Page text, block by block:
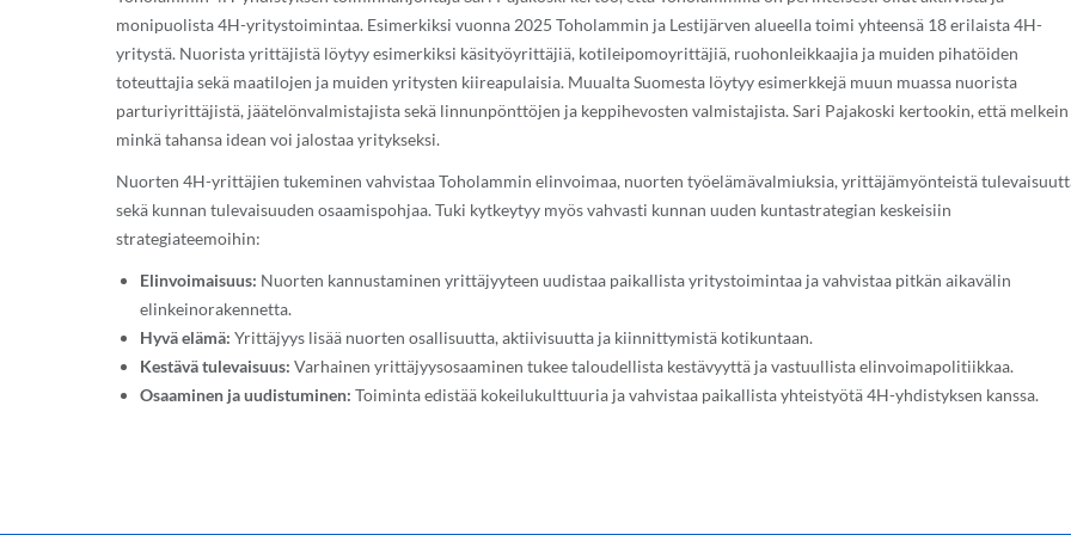
monipuolista 4H-yritystoimintaa. Esimerkiksi vuonna 2025 Toholammin ja Lestijärven alueella toimi yhteensä 18 erilaista 4H-
yritystä. Nuorista yrittäjistä löytyy esimerkiksi käsityöyrittäjiä, kotileipomoyrittäjiä, ruohonleikkaajia ja muiden pihatöiden
toteuttajia sekä maatilojen ja muiden yritysten kiireapulaisia. Muualta Suomesta löytyy esimerkkejä muun muassa nuorista
parturiyrittäjistä, jäätelönvalmistajista sekä linnunpönttöjen ja keppihevosten valmistajista. Sari Pajakoski kertookin, että melkein
minkä tahansa idean voi jalostaa yritykseksi.
Nuorten 4H-yrittäjien tukeminen vahvistaa Toholammin elinvoimaa, nuorten työelämävalmiuksia, yrittäjämyönteistä
sekä kunnan tulevaisuuden osaamispohjaa. Tuki kytkeytyy myös vahvasti kunnan uuden kuntastrategian keskeisiin
strategiateemoihin:
Elinvoimaisuus: Nuorten kannustaminen yrittäjyyteen uudistaa paikallista yritystoimintaa ja vahvistaa pitkän aikavälin
elinkeinorakennetta.
Hyvä elämä: Yrittäjyys lisää nuorten osallisuutta, aktiivisuutta ja kiinnittymistä kotikuntaan.
Kestävä tulevaisuus: Varhainen yrittäjyysosaaminen tukee taloudellista kestävyyttä ja vastuullista elinvoimapolitiikkaa.
Osaaminen ja uudistuminen: Toiminta edistää kokeilukulttuuria ja vahvistaa paikallista yhteistyötä 4H-yhdistyksen kanssa.